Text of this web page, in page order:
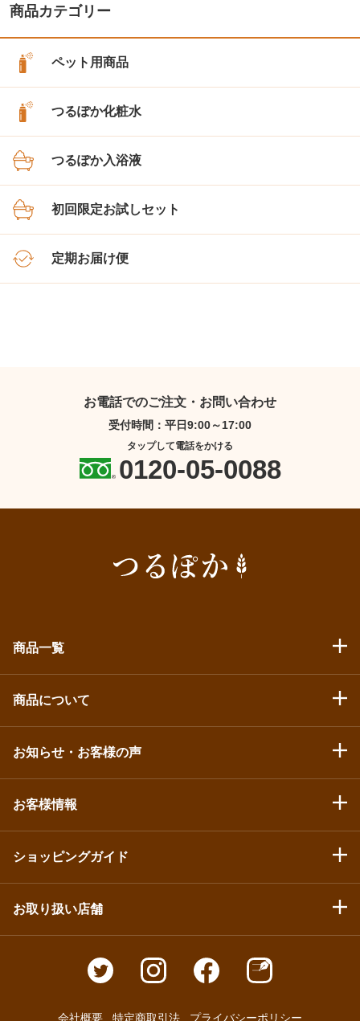
商品カテゴリー
ペット用商品
つるぽか化粧水
つるぽか入浴液
初回限定お試しセット
定期お届け便
お電話でのご注文・お問い合わせ
受付時間：平日9:00～17:00
タップして電話をかける
0120-05-0088
商品一覧
商品について
お知らせ・お客様の声
お客様情報
ショッピングガイド
お取り扱い店舗
会社概要 特定商取引法 プライバシーポリシー